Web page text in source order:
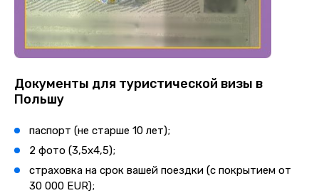
Документы для туристической визы в
Польшу
паспорт (не старше 10 лет);
2 фото (3,5х4,5);
страховка на срок вашей поездки (с покрытием от
30 000 EUR);